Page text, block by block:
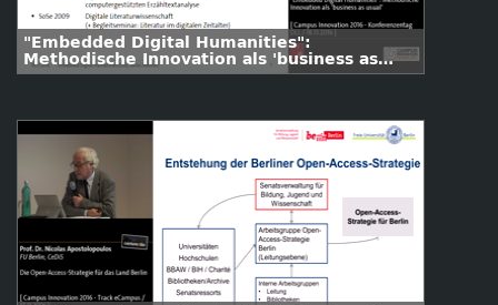
"Embedded Digital Humanities":
Methodische Innovation als 'business as
usual'